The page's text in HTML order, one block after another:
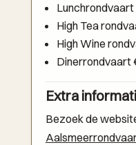
Lunchrondvaart
High Tea
High Wine
Dinerrondvaart
Extra
Bezoek de